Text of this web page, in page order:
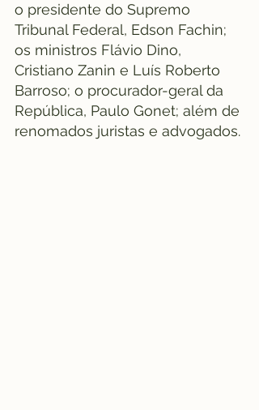
o presidente do Supremo
Tribunal Federal, Edson Fachin;
os ministros Flávio Dino,
Cristiano Zanin e Luís Roberto
Barroso; o procurador-geral da
República, Paulo Gonet; além de
renomados juristas e advogados.